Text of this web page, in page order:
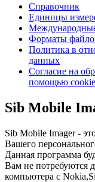
Справочник
Единицы
Форматы
Политика в
данных
Согласие на
помощью
Sib Mobile
Sib Mobile Imager -
Вашего
Данная программа
Вам не потребуются
компьютера с